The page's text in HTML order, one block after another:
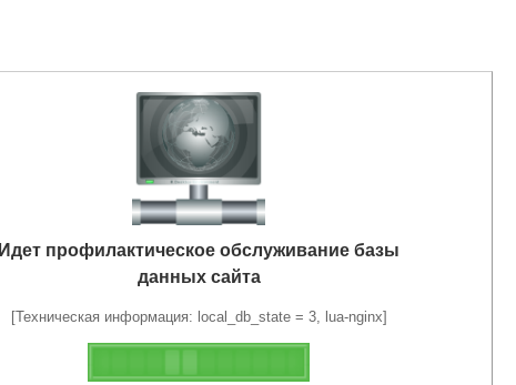
Идет профилактическое обслуживание базы
данных сайта
[Техническая информация: local_db_state = 3, lua-nginx]